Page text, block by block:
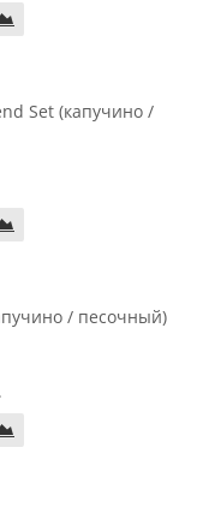
set, графит